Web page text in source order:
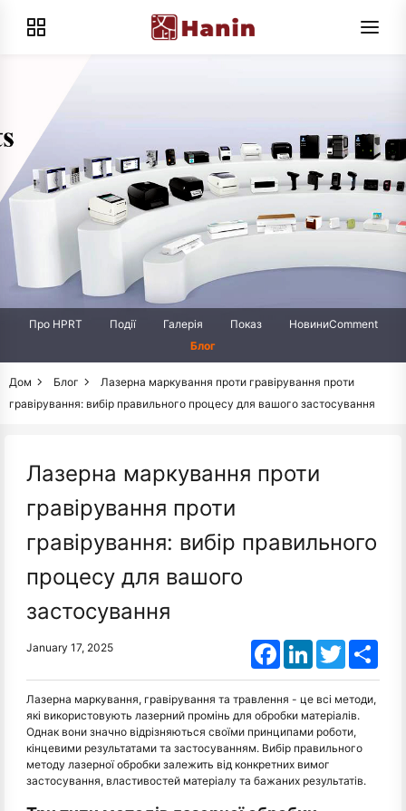
Про HPRT Події Галерія Показ
НовиниComment
Блог
Дом Блог
Лазерна маркування проти гравірування проти
гравірування: вибір правильного процесу для вашого застосування
Лазерна маркування проти
гравірування проти
гравірування: вибір правильного
процесу для вашого
застосування
January 17, 2025 FacebookLinkedInTwitter
Лазерна маркування, гравірування та травлення - це всі методи,
які використовують лазерний промінь для обробки матеріалів.
Однак вони значно відрізняються своїми принципами роботи,
кінцевими результатами та застосуванням. Вибір правильного
методу лазерної обробки залежить від конкретних вимог
застосування, властивостей матеріалу та бажаних результатів.